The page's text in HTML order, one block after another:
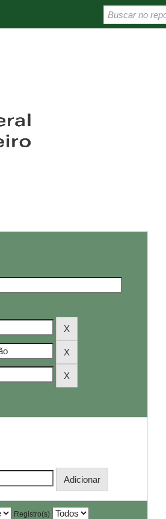
Registro(s)